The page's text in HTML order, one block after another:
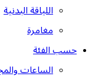
اللياقة البدنية
مغامرة
حسب الفئة
الساعات